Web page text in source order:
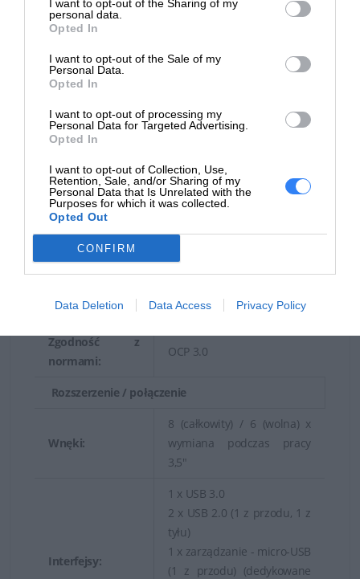
I want to opt-out of the Sharing of my
personal data.
Opted In
I want to opt-out of the Sale of my
Personal Data.
Opted In
I want to opt-out of processing my
Personal Data for Targeted Advertising.
Opted In
I want to opt-out of Collection, Use,
Retention, Sale, and/or Sharing of my
Personal Data that Is Unrelated with the
Purposes for which it was collected.
Opted Out
CONFIRM
Data Deletion Data Access Privacy Policy
graficzny:
Praca w sieci
Typ interfejsu
(szyny):
Porty Ethernet: 4 x Gigabit Ethernet
ethernet:
Protokół
komunkacyjny
danych:
Ethernet, Fast Ethernet,
Gigabit Ethernet
Kontroler
zarzadzania:
Integrated Dell Remote
Enterprise (iDRAC9 X5)
Zgodność z
normami:
OCP 3.0
Rozszerzenie / połączenie
Wnęki:
8 (całkowity) / 6 (wolna) x
wymiana podczas pracy
3,5"
Interfejsy:
1 x USB 3.0
2 x USB 2.0 (1 z przodu, 1 z
tyłu)
1 x zarządzanie - micro-USB
(1 z przodu) (dedykowane